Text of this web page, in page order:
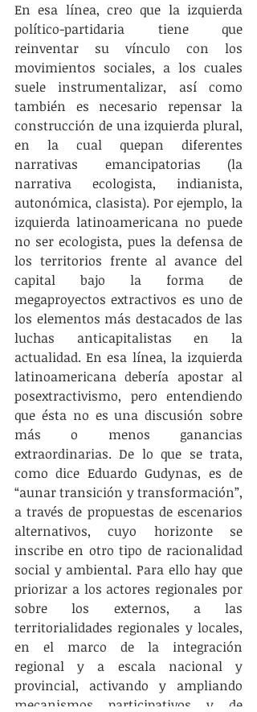
En esa línea, creo que la izquierda
político-partidaria tiene que
reinventar su vínculo con los
movimientos sociales, a los cuales
suele instrumentalizar, así como
también es necesario repensar la
construcción de una izquierda plural,
en la cual quepan diferentes
narrativas emancipatorias (la
narrativa ecologista, indianista,
autonómica, clasista). Por ejemplo, la
izquierda latinoamericana no puede
no ser ecologista, pues la defensa de
los territorios frente al avance del
capital bajo la forma de
megaproyectos extractivos es uno de
los elementos más destacados de las
luchas anticapitalistas en la
actualidad. En esa línea, la izquierda
latinoamericana debería apostar al
posextractivismo, pero entendiendo
que ésta no es una discusión sobre
más o menos ganancias
extraordinarias. De lo que se trata,
como dice Eduardo Gudynas, es de
“aunar transición y transformación”,
a través de propuestas de escenarios
alternativos, cuyo horizonte se
inscribe en otro tipo de racionalidad
social y ambiental. Para ello hay que
priorizar a los actores regionales por
sobre los externos, a las
territorialidades regionales y locales,
en el marco de la integración
regional y a escala nacional y
provincial, activando y ampliando
mecanismos participativos y de